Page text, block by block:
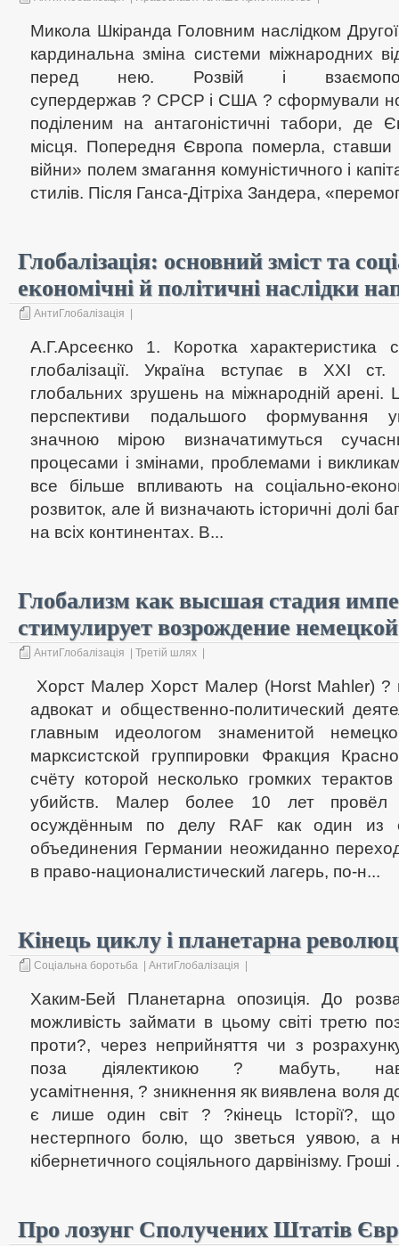
Микола Шкіранда Головним наслідком Другої
кардинальна зміна системи міжнародних
перед нею. Розвій і
супердержав ? СРСР і США ? сформували
поділеним на антагоністичні табори, де
місця. Попередня Європа померла, ставши
війни» полем змагання комуністичного і
стилів. Після Ганса-Дітріха Зандера,
Глобалізація: основний зміст та
економічні й політичні наслідки
АнтиГлобалізація
А.Г.Арсеєнко 1. Коротка характеристика
глобалізації. Україна вступає в XXI
глобальних зрушень на міжнародній арені.
перспективи подальшого формування
значною мірою визначатимуться
процесами і змінами, проблемами і
все більше впливають на соціально-
розвиток, але й визначають історичні долі
на всіх континентах. В...
Глобализм как высшая стадия
стимулирует возрождение
АнтиГлобалізація Третій шлях
Хорст Малер Хорст Малер (Horst Mahler) ?
адвокат и общественно-политический
главным идеологом знаменитой
марксистской группировки Фракция
счёту которой несколько громких
убийств. Малер более 10 лет провёл
осуждённым по делу RAF как один из
объединения Германии неожиданно
в право-националистический лагерь, по-н...
Кінець циклу і планетарна
Соціальна боротьба АнтиГлобалізація
Хаким-Бей Планетарна опозиція. До
можливість займати в цьому світі третю
проти?, через неприйняття чи з
поза діялектикою ? мабуть,
усамітнення, ? зникнення як виявлена воля
є лише один світ ? ?кінець Історії?, що
нестерпного болю, що зветься уявою, а
кібернетичного соціяльного дарвінізму. Гроші
Про лозунг Сполучених Штатів